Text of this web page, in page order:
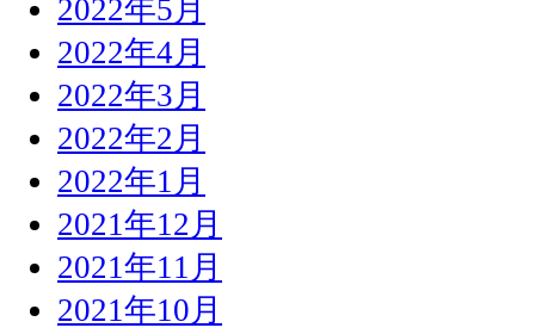
2022年5月
2022年4月
2022年3月
2022年2月
2022年1月
2021年12月
2021年11月
2021年10月